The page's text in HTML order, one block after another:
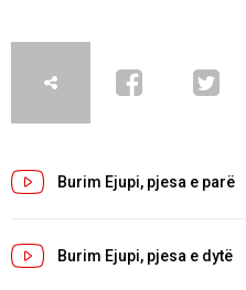
Burim Ejupi, pjesa e parë
Burim Ejupi, pjesa e dytë